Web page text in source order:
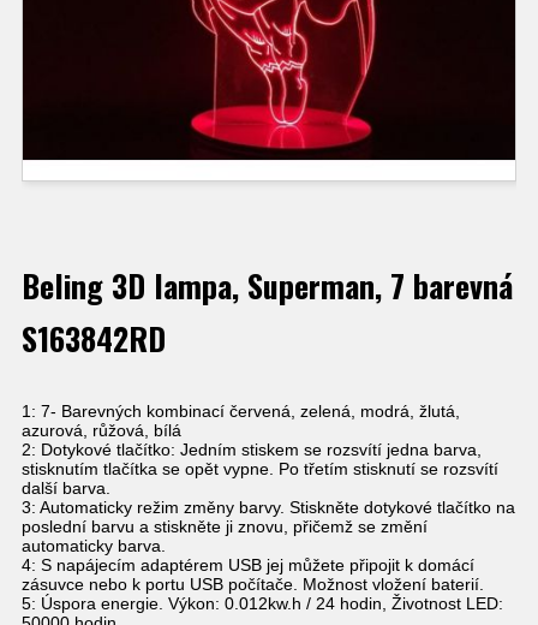
Beling 3D lampa, Superman, 7 barevná
S163842RD
1: 7- Barevných kombinací červená, zelená, modrá, žlutá,
azurová, růžová, bílá
2: Dotykové tlačítko: Jedním stiskem se rozsvítí jedna barva,
stisknutím tlačítka se opět vypne. Po třetím stisknutí se rozsvítí
další barva.
3: Automaticky režim změny barvy. Stiskněte dotykové tlačítko na
poslední barvu a stiskněte ji znovu, přičemž se změní
automaticky barva.
4: S napájecím adaptérem USB jej můžete připojit k domácí
zásuvce nebo k portu USB počítače. Možnost vložení baterií.
5: Úspora energie. Výkon: 0.012kw.h / 24 hodin, Životnost LED: